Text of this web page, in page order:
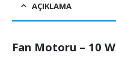
AÇIKLAMA
Fan Motoru – 10 W